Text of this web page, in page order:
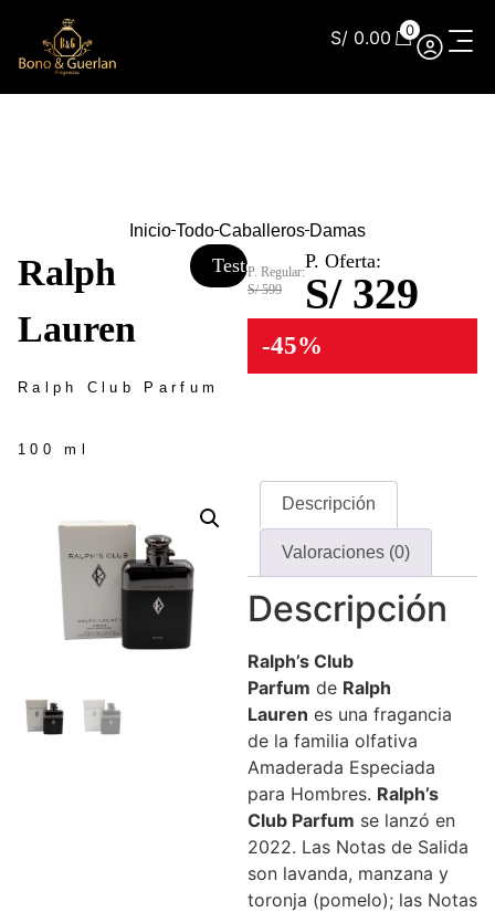
S/ 0.00 0
Inicio Todo Caballeros Damas
Ralph
Lauren
Tester
Ralph Club Parfum
100 ml
P. Regular:
S/ 599
P. Oferta:
S/ 329
-45%
Descripción
Valoraciones (0)
Descripción
Ralph’s Club
Parfum de Ralph
Lauren es una fragancia
de la familia olfativa
Amaderada Especiada
para Hombres. Ralph’s
Club Parfum se lanzó en
2022. Las Notas de Salida
son lavanda, manzana y
toronja (pomelo); las Notas